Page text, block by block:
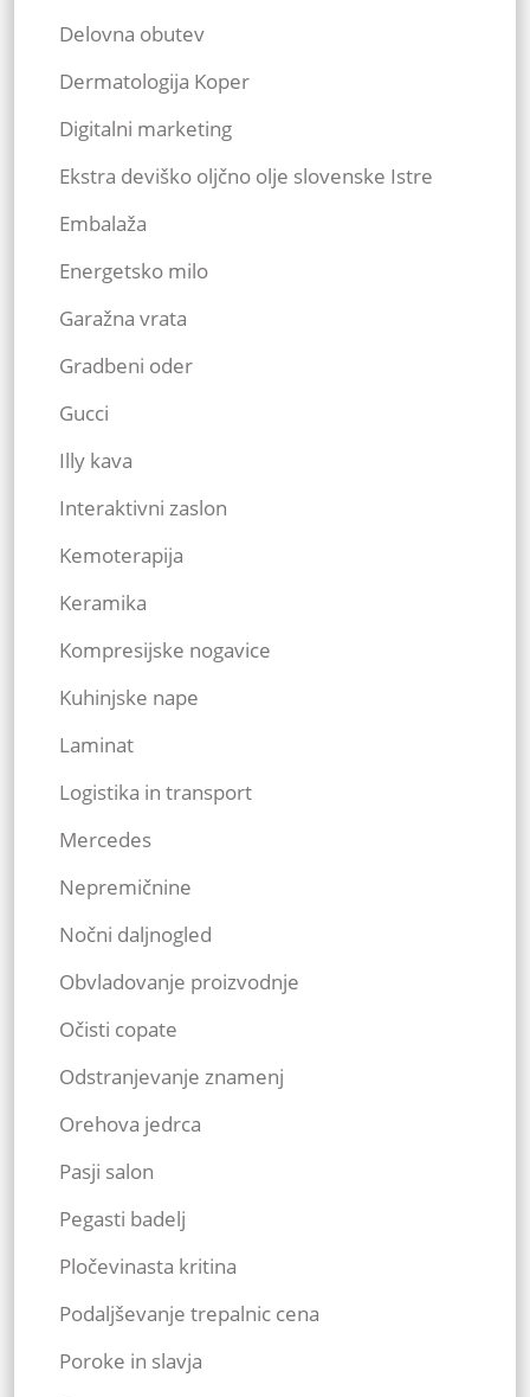
Delovna obutev
Dermatologija Koper
Digitalni marketing
Ekstra deviško oljčno olje slovenske Istre
Embalaža
Energetsko milo
Garažna vrata
Gradbeni oder
Gucci
Illy kava
Interaktivni zaslon
Kemoterapija
Keramika
Kompresijske nogavice
Kuhinjske nape
Laminat
Logistika in transport
Mercedes
Nepremičnine
Nočni daljnogled
Obvladovanje proizvodnje
Očisti copate
Odstranjevanje znamenj
Orehova jedrca
Pasji salon
Pegasti badelj
Pločevinasta kritina
Podaljševanje trepalnic cena
Poroke in slavja